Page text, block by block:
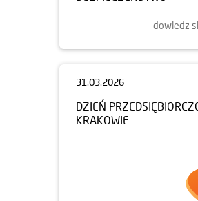
dowiedz